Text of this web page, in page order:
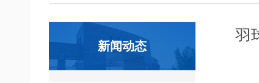
新闻动态
羽